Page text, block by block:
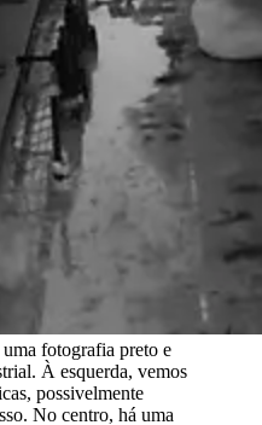
uma fotografia preto e
À esquerda, vemos
possivelmente
No centro, há uma